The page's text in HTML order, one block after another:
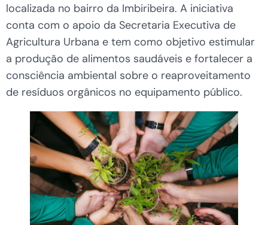
localizada no bairro da Imbiribeira. A iniciativa
conta com o apoio da Secretaria Executiva de
Agricultura Urbana e tem como objetivo estimular
a produção de alimentos saudáveis e fortalecer a
consciência ambiental sobre o reaproveitamento
de resíduos orgânicos no equipamento público.